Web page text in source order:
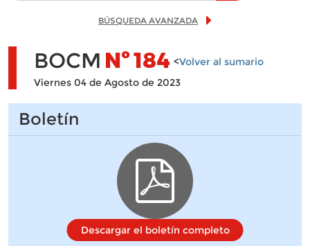
BÚSQUEDA AVANZADA
BOCM Nº184 <Volver al sumario
Viernes 04 de Agosto de 2023
Boletín
Descargar el boletín completo